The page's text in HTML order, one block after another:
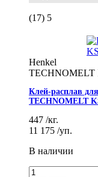
(17) 5
Henkel
TECHNOMELT
Клей-расплав
TECHNOMELT
447 /кг.
11 175 /уп.
В наличии